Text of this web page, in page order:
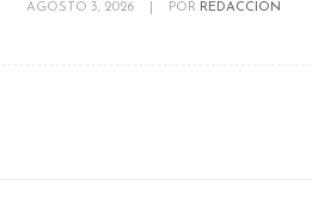
AGOSTO 3, 2026 POR REDACCION